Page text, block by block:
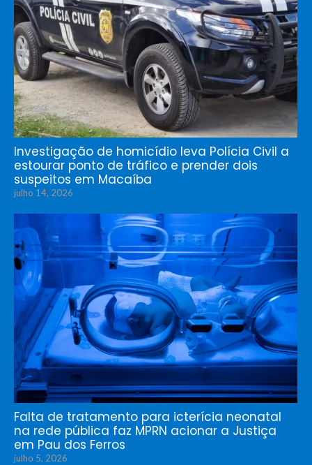
Investigação de homicídio leva Polícia Civil a
estourar ponto de tráfico e prender dois
suspeitos em Macaíba
julho 14, 2026
Falta de tratamento para icterícia neonatal
na rede pública faz MPRN acionar a Justiça
em Pau dos Ferros
julho 5, 2026